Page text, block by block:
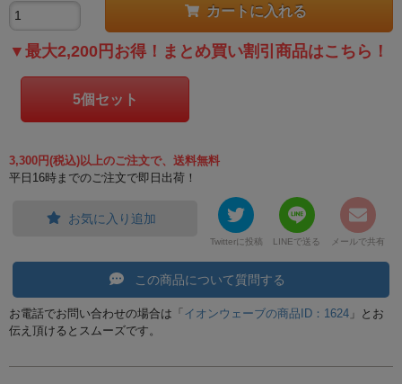
カートに入れる
▼最大2,200円お得！まとめ買い割引商品はこちら！
5個セット
3,300円(税込)以上のご注文で、送料無料
平日16時までのご注文で即日出荷！
お気に入り追加
Twitterに投稿 LINEで送る メールで共有
この商品について質問する
お電話でお問い合わせの場合は「 イオンウェーブの商品ID：1624 」とお
伝え頂けるとスムーズです。